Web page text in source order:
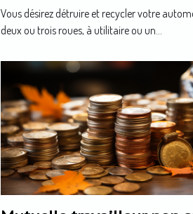
Vous désirez détruire et recycler votre
deux ou trois roues, à utilitaire ou un...